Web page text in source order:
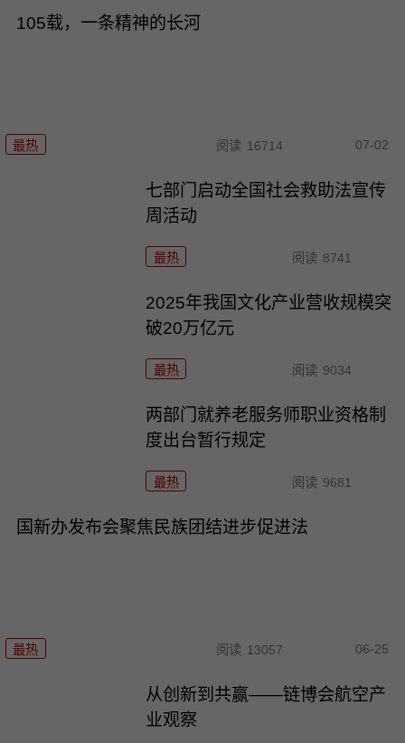
105载，一条精神的长河
最热 阅读 16714 07-02
七部门启动全国社会救助法宣传
周活动
最热 阅读 8741
2025年我国文化产业营收规模突
破20万亿元
最热 阅读 9034
两部门就养老服务师职业资格制
度出台暂行规定
最热 阅读 9681
国新办发布会聚焦民族团结进步促进法
最热 阅读 13057 06-25
从创新到共赢——链博会航空产
业观察